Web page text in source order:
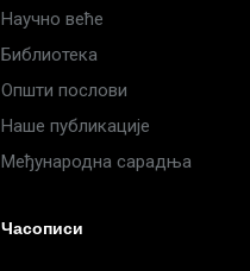
Научно веће
Библиотека
Општи послови
Наше публикације
Међународна сарадња
Часописи